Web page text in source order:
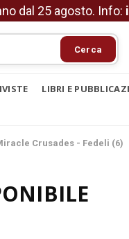
dal 25 agosto. Info:
Cerca
LIBRI E
Crusades - Fedeli (6)